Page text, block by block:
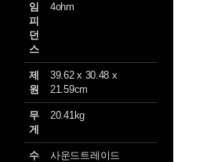
임
피
던
스
4ohm
제
원
39.62 x 30.48 x
21.59cm
무
게
20.41kg
수
사운드트레이드